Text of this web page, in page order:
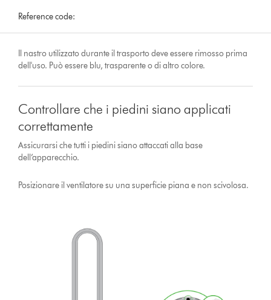
Reference code:
Il nastro utilizzato durante il trasporto deve essere rimosso prima
dell'uso. Può essere blu, trasparente o di altro colore.
Controllare che i piedini siano applicati
correttamente
Assicurarsi che tutti i piedini siano attaccati alla base
dell’apparecchio.
Posizionare il ventilatore su una superficie piana e non scivolosa.